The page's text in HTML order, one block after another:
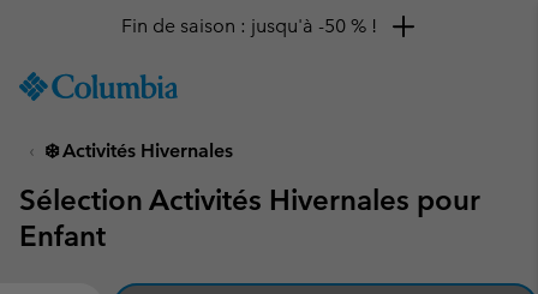
TO
SKIP
MAIN
NAV
Fin de saison : jusqu'à -50 % !
❄️ Activités Hivernales
Sélection Activités Hivernales pour
Enfant